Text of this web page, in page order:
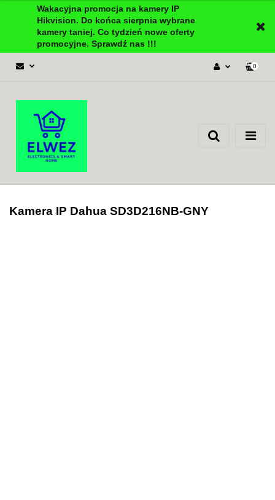
Wakacyjna promocja na kamery IP
Hikvision. Do końca sierpnia wybrane
kamery taniej. Co tydzień nowe oferty
promocyjne. Sprawdź nas !!!
Zgody cookies
0
Kamera IP Dahua SD3D216NB-GNY